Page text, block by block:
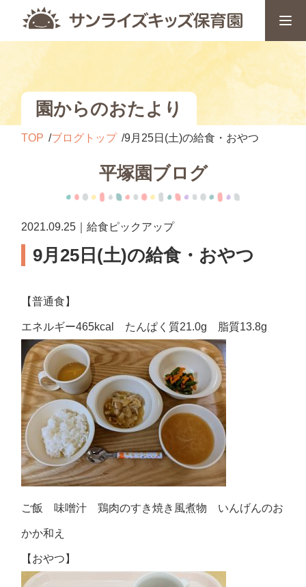
園からのおたより
TOP ブログトップ 9月25日(土)の給食・おやつ
平塚園ブログ
2021.09.25｜給食ピックアップ
9月25日(土)の給食・おやつ
【普通食】
エネルギー465kcal たんぱく質21.0g 脂質13.8g
ご飯 味噌汁 鶏肉のすき焼き風煮物 いんげんのお
かか和え
【おやつ】